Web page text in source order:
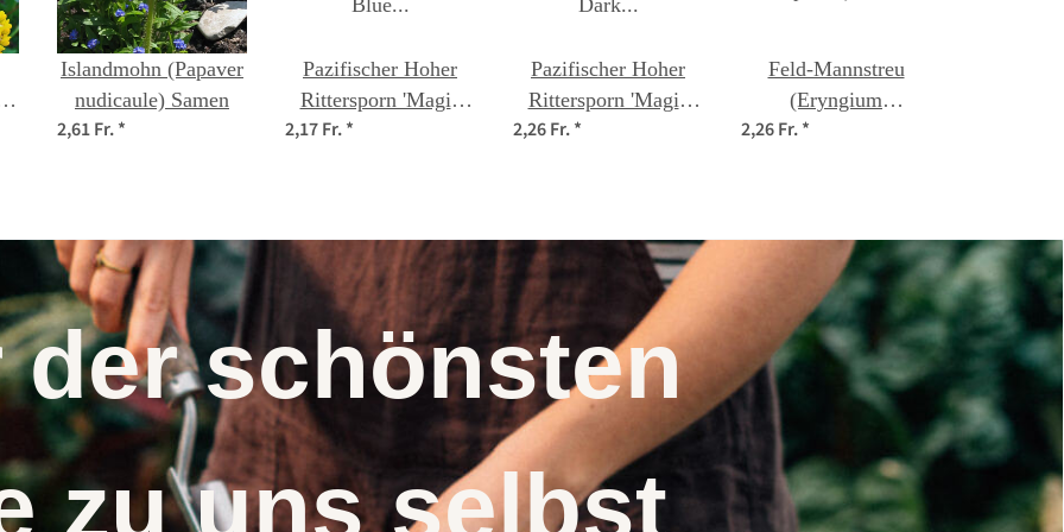
Islandmohn (Papaver
nudicaule) Samen
2,61 Fr.*
Pazifischer Hoher
Rittersporn 'Magic
Fountains-Dark Blue'
2,17 Fr.*
Pazifischer Hoher
Rittersporn 'Magic
Fountains-White,
2,26 Fr.*
Feld-Mannstreu
(Eryngium
campestre) Samen
2,26 Fr.*
der schönsten
zu uns selbst